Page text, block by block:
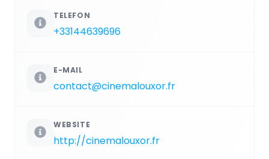
TELEFON
+33144639696
E-MAIL
contact@cinemalouxor.fr
WEBSITE
http://cinemalouxor.fr